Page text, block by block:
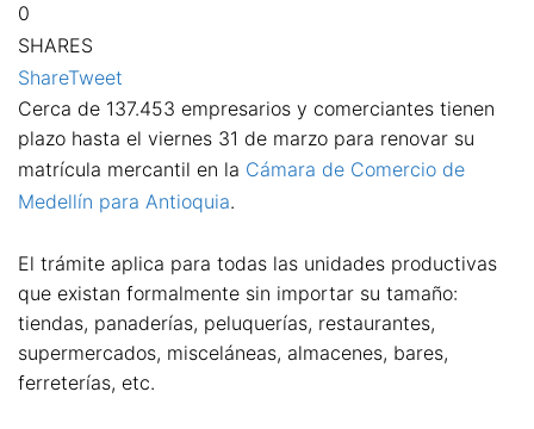
0
SHARES
ShareTweet
Cerca de 137.453 empresarios y comerciantes tienen
plazo hasta el viernes 31 de marzo para renovar su
matrícula mercantil en la Cámara de Comercio de
Medellín para Antioquia.
El trámite aplica para todas las unidades productivas
que existan formalmente sin importar su tamaño:
tiendas, panaderías, peluquerías, restaurantes,
supermercados, misceláneas, almacenes, bares,
ferreterías, etc.